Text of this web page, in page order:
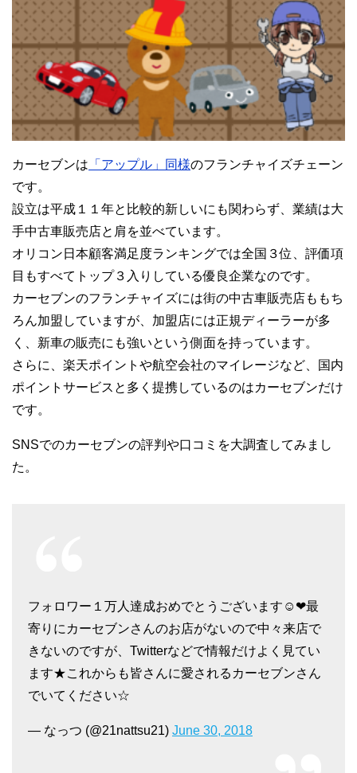
カーセブンは 「アップル」同様のフランチャイズチェーン
です。
設立は平成１１年と比較的新しいにも関わらず、業績は大
手中古車販売店と肩を並べています。
オリコン日本顧客満足度ランキングでは全国３位、評価項
目もすべてトップ３入りしている優良企業なのです。
カーセブンのフランチャイズには街の中古車販売店ももち
ろん加盟していますが、加盟店には正規ディーラーが多
く、新車の販売にも強いという側面を持っています。
さらに、楽天ポイントや航空会社のマイレージなど、国内
ポイントサービスと多く提携しているのはカーセブンだけ
です。
SNSでのカーセブンの評判や口コミを大調査してみまし
た。
フォロワー１万人達成おめでとうございます☺❤最
寄りにカーセブンさんのお店がないので中々来店で
きないのですが、Twitterなどで情報だけよく見てい
ます★これからも皆さんに愛されるカーセブンさん
でいてください☆
— なっつ (@21nattsu21) June 30, 2018